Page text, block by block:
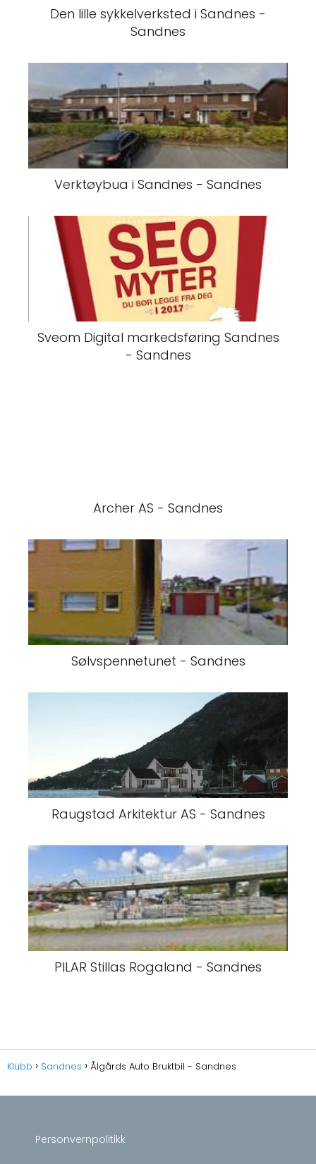
Den lille sykkelverksted i Sandnes -
Sandnes
Verktøybua i Sandnes - Sandnes
Sveom Digital markedsføring Sandnes
- Sandnes
Archer AS - Sandnes
Sølvspennetunet - Sandnes
Raugstad Arkitektur AS - Sandnes
PILAR Stillas Rogaland - Sandnes
Klubb Sandnes Ålgårds Auto Bruktbil - Sandnes
Personvernpolitikk